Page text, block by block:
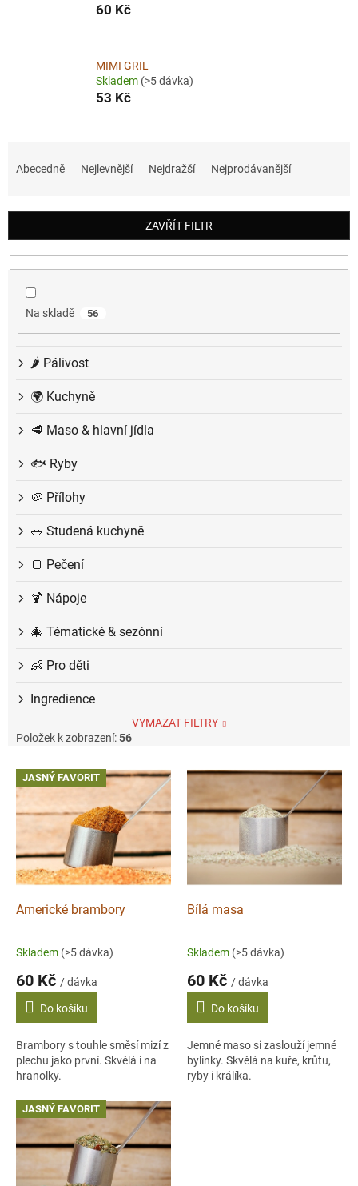
60 Kč
MIMI GRIL
Skladem (>5 dávka)
53 Kč
í
p
r
Abecedně Nejlevnější Nejdražší Nejprodávanější
ZAVŘÍT FILTR
Na skladě 56
🌶️ Pálivost
🌍 Kuchyně
🥩 Maso & hlavní jídla
🐟 Ryby
🥔 Přílohy
🥗 Studená kuchyně
🍞 Pečení
🍹 Nápoje
🎄 Tématické & sezónní
👶 Pro děti
Ingredience
VYMAZAT FILTRY
Položek k zobrazení:56
V JASNÝ FAVORIT
Americké brambory
Skladem (>5 dávka)
60 Kč / dávka
Do košíku
Brambory s touhle směsí mizí z
plechu jako první. Skvělá i na
hranolky.
Bílá masa
Skladem (>5 dávka)
60 Kč / dávka
Do košíku
Jemné maso si zaslouží jemné
bylinky. Skvělá na kuře, krůtu,
ryby i králíka.
JASNÝ FAVORIT